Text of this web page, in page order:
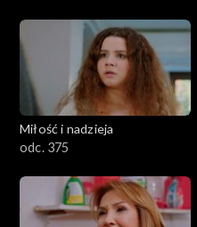
Miłość i nadzieja
odc. 375